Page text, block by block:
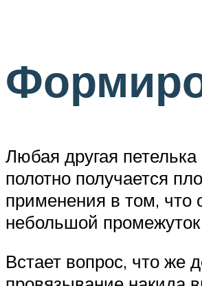
Любая другая
полотно получается
применения в том, что
небольшой
Встает вопрос, что же